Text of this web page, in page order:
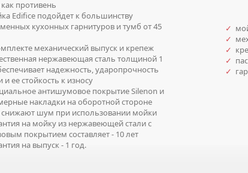
противень
Edifice подойдет к большинству
кухонных гарнитуров и тумб от 45
механический выпуск и крепеж
нержавеющая сталь толщиной 1
надежность, ударопрочность
и ее стойкость к износу
антишумовое покрытие Silenon и
накладки на оборотной стороне
шум при использовании мойки
на мойку из нержавеющей стали с
покрытием составляет - 10 лет
на выпуск - 1 год.
✓
✓
✓
✓
✓